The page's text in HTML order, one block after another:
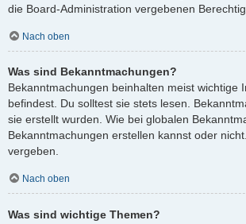
die Board-Administration vergebenen
Nach oben
Was sind Bekanntmachungen?
Bekanntmachungen beinhalten meist
befindest. Du solltest sie stets lesen.
sie erstellt wurden. Wie bei globalen
Bekanntmachungen erstellen kannst oder
vergeben.
Nach oben
Was sind wichtige Themen?